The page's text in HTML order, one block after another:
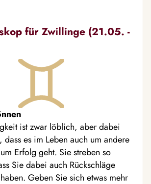
für Zwillinge (21.05. -
ist zwar löblich, aber dabei
dass es im Leben auch um andere
Erfolg geht. Sie streben so
Sie dabei auch Rückschläge
Geben Sie sich etwas mehr